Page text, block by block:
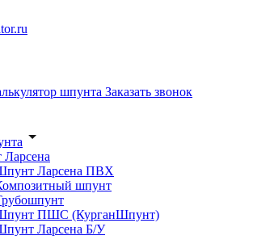
шпунта Заказать звонок
Ларсена ПВХ
шпунт
ПШС (КурганШпунт)
Ларсена Б/У